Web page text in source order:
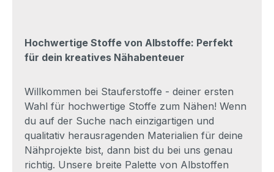
Hochwertige Stoffe von Albstoffe: Perfekt
für dein kreatives Nähabenteuer
Willkommen bei Stauferstoffe - deiner ersten
Wahl für hochwertige Stoffe zum Nähen! Wenn
du auf der Suche nach einzigartigen und
qualitativ herausragenden Materialien für deine
Nähprojekte bist, dann bist du bei uns genau
richtig. Unsere breite Palette von Albstoffen